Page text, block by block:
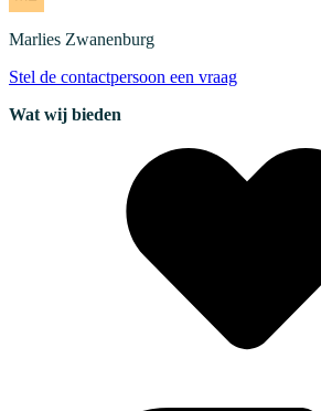
Marlies Zwanenburg
Stel de contactpersoon een vraag
Wat wij bieden